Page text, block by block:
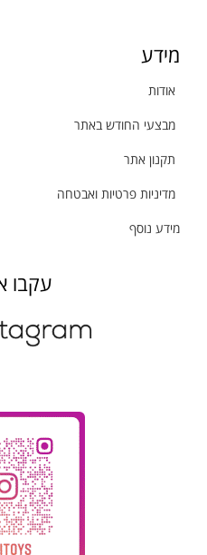
מידע
אודות
מבצעי החודש באתר
תקנון אתר
מדיניות פרטיות ואבטחה
מידע נוסף
עקבו